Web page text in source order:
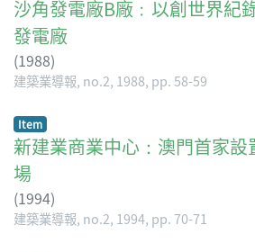
沙角發電廠B廠﹕以創世界紀
發電廠
(1988)
建築業導報, no.2, 1988, pp. 58-59
Item
新建業商業中心：澳門首家設
場
(1994)
建築業導報, no.2, 1994, pp. 70-71